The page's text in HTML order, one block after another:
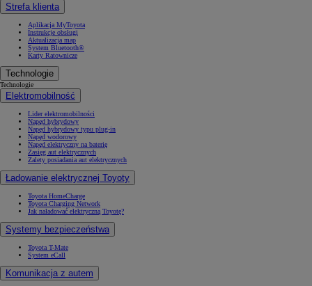
Strefa klienta
Aplikacja MyToyota
Instrukcje obsługi
Aktualizacja map
System Bluetooth®
Karty Ratownicze
Technologie
Technologie
Elektromobilność
Lider elektromobilności
Napęd hybrydowy
Napęd hybrydowy typu plug-in
Napęd wodorowy
Napęd elektryczny na baterię
Zasięg aut elektrycznych
Zalety posiadania aut elektrycznych
Ładowanie elektrycznej Toyoty
Toyota HomeCharge
Toyota Charging Network
Jak naładować elektryczną Toyotę?
Systemy bezpieczeństwa
Toyota T-Mate
System eCall
Komunikacja z autem